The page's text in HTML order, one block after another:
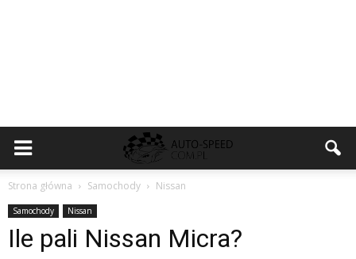
Strona główna Samochody Nissan
Samochody Nissan
Ile pali Nissan Micra?